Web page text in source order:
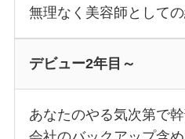
無理なく美容師として
デビュー2年目～
あなたのやる気次第で